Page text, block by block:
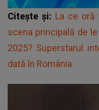
Citește și: La ce oră
scena principală de
2025? Superstarul
dată în România